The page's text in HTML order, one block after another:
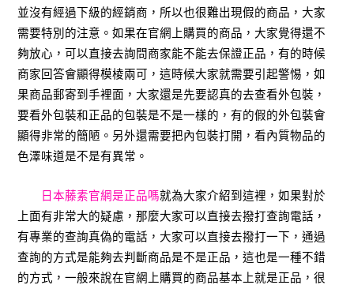
並沒有經過下級的經銷商，所以也很難出現假的商品，大家
需要特別的注意。如果在官網上購買的商品，大家覺得還不
夠放心，可以直接去詢問商家能不能去保證正品，有的時候
商家回答會顯得模棱兩可，這時候大家就需要引起警惕，如
果商品郵寄到手裡面，大家還是先要認真的去查看外包裝，
要看外包裝和正品的包裝是不是一樣的，有的假的外包裝會
顯得非常的簡陋。另外還需要把內包裝打開，看內質物品的
色澤味道是不是有異常。
日本藤素官網是正品嗎就為大家介紹到這裡，如果對於
上面有非常大的疑慮，那麼大家可以直接去撥打查詢電話，
有專業的查詢真偽的電話，大家可以直接去撥打一下，通過
查詢的方式是能夠去判斷商品是不是正品，這也是一種不錯
的方式，一般來說在官網上購買的商品基本上就是正品，很